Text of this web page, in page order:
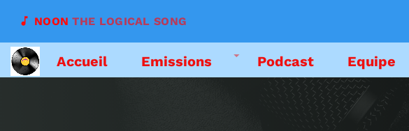
music_note NOON THE LOGICAL SONG
Accueil Emissions Podcast Equipe